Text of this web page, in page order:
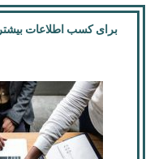
می‌کنید، اساساً توانایی آن را
افزایش می‌دهید. این به
گسترش امکانات است. به
از طرف دیگر سرمایه‌گذاری
شغل و بهبود کیفیت
برای کسب اطلاعات